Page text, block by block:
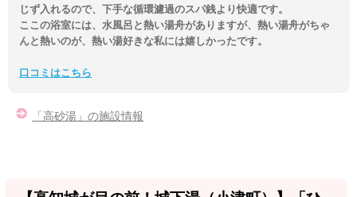
じず入れるので、下手な循環濾過のスパ銭より快適です。
ここの浴室には、水風呂と熱い湯舟がありますが、熱い湯舟がちゃ
んと熱いのが、熱い湯好きな私には嬉しかったです。
口コミはこちら
「高砂湯」の施設情報